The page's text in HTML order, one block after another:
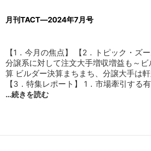
月刊TACT―2024年7月号
【1．今月の焦点】 【2．トピック・ズ
分譲系に対して注文大手増収増益も～
算 ビルダー決算まちまち、分譲大手は
【3．特集レポート】 1．市場牽引する
…続きを読む